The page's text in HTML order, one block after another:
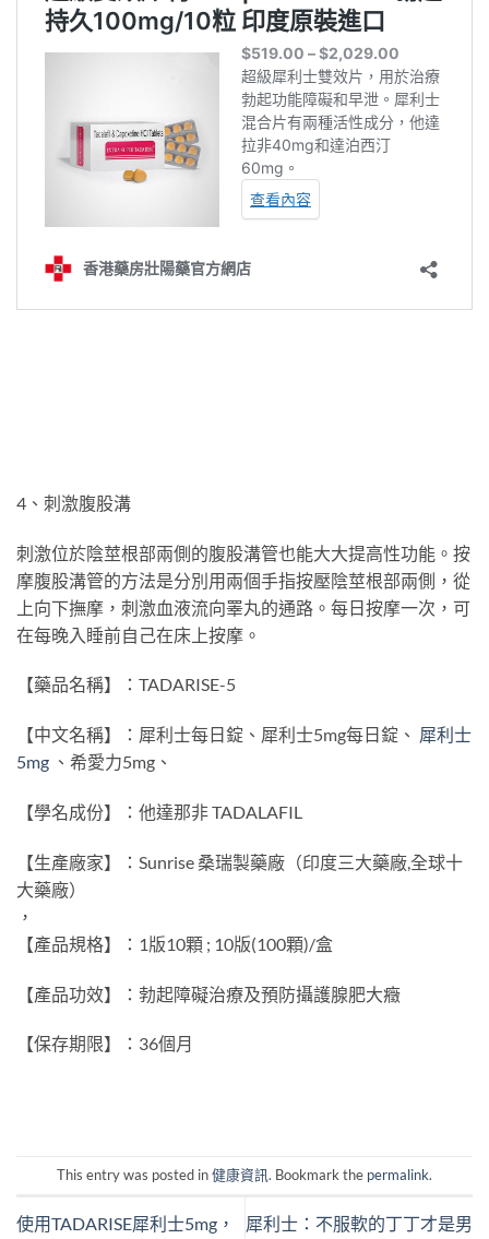
4、刺激腹股溝
刺激位於陰莖根部兩側的腹股溝管也能大大提高性功能。按
摩腹股溝管的方法是分別用兩個手指按壓陰莖根部兩側，從
上向下撫摩，刺激血液流向睪丸的通路。每日按摩一次，可
在每晚入睡前自己在床上按摩。
【藥品名稱】：TADARISE-5
【中文名稱】：犀利士每日錠、犀利士5mg每日錠、 犀利士
5mg 、希愛力5mg、
【學名成份】：他達那非 TADALAFIL
【生產廠家】：Sunrise 桑瑞製藥廠（印度三大藥廠,全球十
大藥廠）
，
【產品規格】：1版10顆 ; 10版(100顆)/盒
【產品功效】：勃起障礙治療及預防攝護腺肥大癥
【保存期限】：36個月
This entry was posted in健康資訊. Bookmark the permalink.
使用TADARISE犀利士5mg，
犀利士：不服軟的丁丁才是男